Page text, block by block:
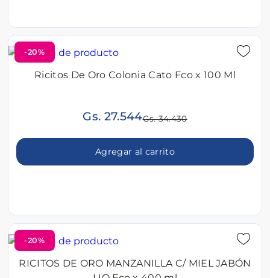
-20%
Ricitos De Oro Colonia Cato Fco x 100 Ml
Gs. 27.544Gs. 34.430
Agregar al carrito
-20%
RICITOS DE ORO MANZANILLA C/ MIEL JABÓN